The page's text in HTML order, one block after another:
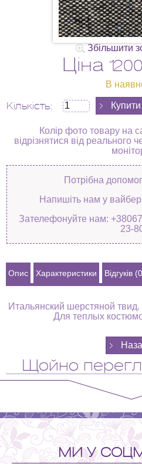
Збільшити
Ціна
В
Кількість:
Колір фото товару на
відрізнятися від реального
Потрібна
Напишіть нам у
Зателефонуйте нам:
23-
Опис Характеристики Відгуків
Итальянский шерстяной
Для теплых
Щойно
МИ У